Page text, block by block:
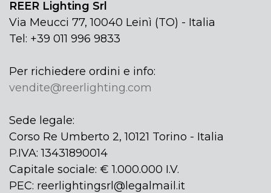
REER Lighting Srl
Via Meucci 77, 10040 Leinì (TO) - Italia
Tel: +39 011 996 9833
Per richiedere ordini e info:
vendite@reerlighting.com
Sede legale:
Corso Re Umberto 2, 10121 Torino - Italia
P.IVA: 13431890014
Capitale sociale: € 1.000.000 I.V.
PEC: reerlightingsrl@legalmail.it